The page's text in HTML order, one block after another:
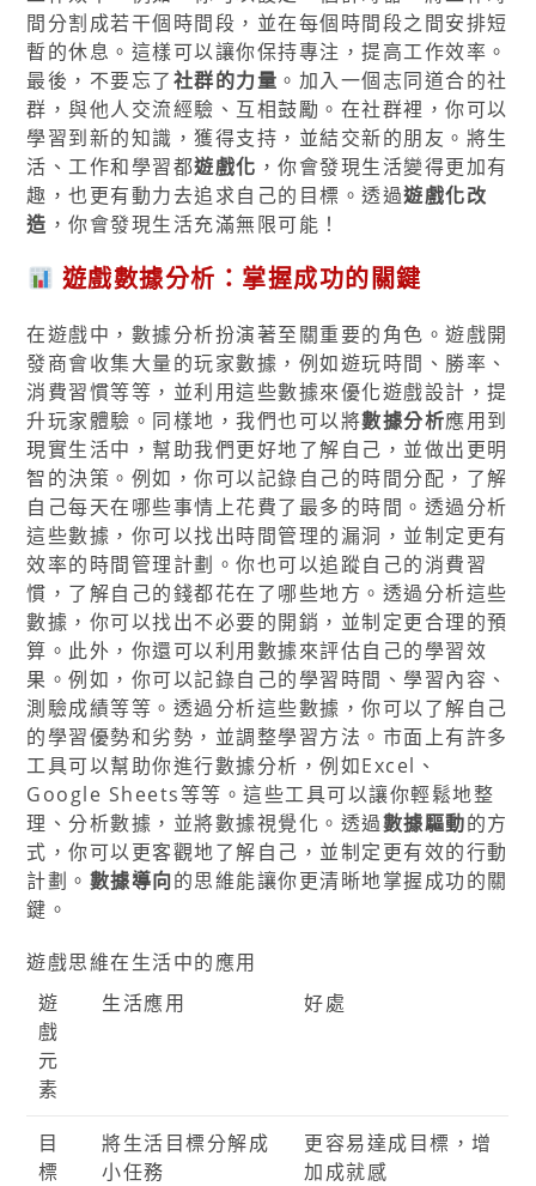
間分割成若干個時間段，並在每個時間段之間安排短
暫的休息。這樣可以讓你保持專注，提高工作效率。
最後，不要忘了社群的力量 。加入一個志同道合的社
群，與他人交流經驗、互相鼓勵。在社群裡，你可以
學習到新的知識，獲得支持，並結交新的朋友。將生
活、工作和學習都遊戲化 ，你會發現生活變得更加有
趣，也更有動力去追求自己的目標。透過遊戲化改
造 ，你會發現生活充滿無限可能！
遊戲數據分析：掌握成功的關鍵
在遊戲中，數據分析扮演著至關重要的角色。遊戲開
發商會收集大量的玩家數據，例如遊玩時間、勝率、
消費習慣等等，並利用這些數據來優化遊戲設計，提
升玩家體驗。同樣地，我們也可以將數據分析應用到
現實生活中，幫助我們更好地了解自己，並做出更明
智的決策。例如，你可以記錄自己的時間分配，了解
自己每天在哪些事情上花費了最多的時間。透過分析
這些數據，你可以找出時間管理的漏洞，並制定更有
效率的時間管理計劃。你也可以追蹤自己的消費習
慣，了解自己的錢都花在了哪些地方。透過分析這些
數據，你可以找出不必要的開銷，並制定更合理的預
算。此外，你還可以利用數據來評估自己的學習效
果。例如，你可以記錄自己的學習時間、學習內容、
測驗成績等等。透過分析這些數據，你可以了解自己
的學習優勢和劣勢，並調整學習方法。市面上有許多
工具可以幫助你進行數據分析，例如Excel、
Google Sheets等等。這些工具可以讓你輕鬆地整
理、分析數據，並將數據視覺化。透過數據驅動的方
式，你可以更客觀地了解自己，並制定更有效的行動
計劃。 數據導向的思維能讓你更清晰地掌握成功的關
鍵。
遊戲思維在生活中的應用
遊
戲
元
素
生活應用 好處
目
標
將生活目標分解成
小任務
更容易達成目標，增
加成就感